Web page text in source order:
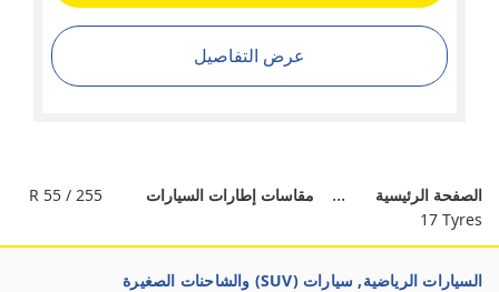
عرض التفاصيل
الصفحة الرئيسية مقاسات إطارات السيارات
255 / 55 R
17 Tyres
السيارات الرياضية, سيارات (SUV) والشاحنات الصغيرة